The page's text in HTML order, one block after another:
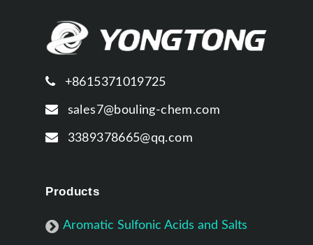
+8615371019725
sales7@bouling-chem.com
3389378665@qq.com
Products
Aromatic Sulfonic Acids and Salts